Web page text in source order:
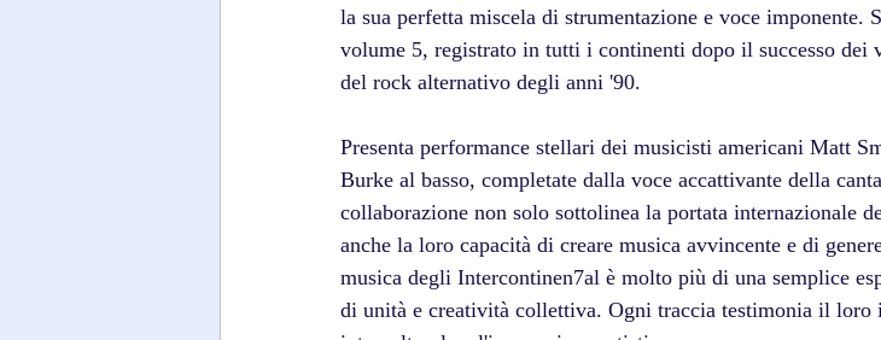
la sua perfetta miscela di strumentazione e voce imponente.
volume 5, registrato in tutti i continenti dopo il successo dei
del rock alternativo degli anni '90.
Presenta performance stellari dei musicisti americani Matt
Burke al basso, completate dalla voce accattivante della
collaborazione non solo sottolinea la portata internazionale
anche la loro capacità di creare musica avvincente e di
musica degli Intercontinen7al è molto più di una semplice
di unità e creatività collettiva. Ogni traccia testimonia il loro